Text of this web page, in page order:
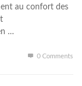
au confort des
…
0 Comments